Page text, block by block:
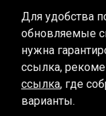
Для удобства
обновляемые
нужна
ссылка,
ссылка, где
варианты.